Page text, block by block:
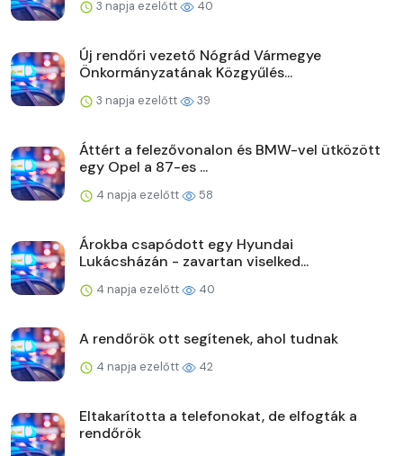
3 napja ezelőtt 40
Új rendőri vezető Nógrád Vármegye
Önkormányzatának Közgyűlés...
3 napja ezelőtt 39
Áttért a felezővonalon és BMW-vel ütközött
egy Opel a 87-es ...
4 napja ezelőtt 58
Árokba csapódott egy Hyundai
Lukácsházán - zavartan viselked...
4 napja ezelőtt 40
A rendőrök ott segítenek, ahol tudnak
4 napja ezelőtt 42
Eltakarította a telefonokat, de elfogták a
rendőrök